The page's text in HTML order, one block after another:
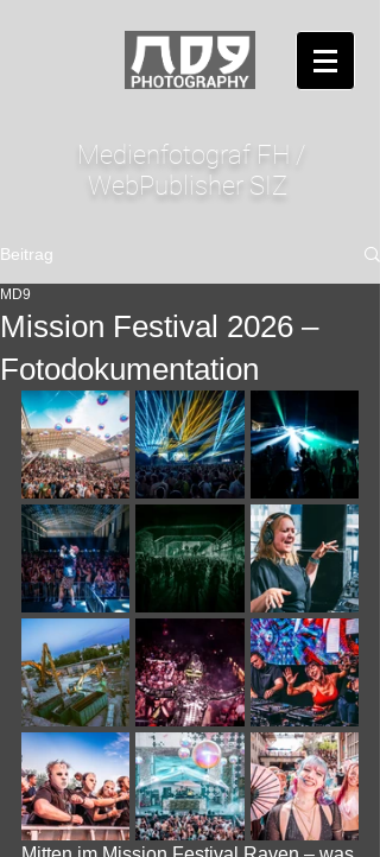
Medienfotograf FH /
WebPublisher SIZ
Beitrag
Mission Festival 2026 –
Fotodokumentation
MD9